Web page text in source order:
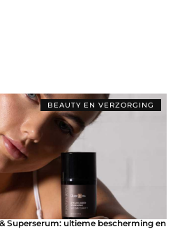
BEAUTY EN VERZORGING
Superserum: ultieme bescherming en